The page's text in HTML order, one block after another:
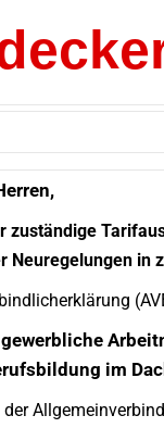
zuständige
Neuregelungen in
im